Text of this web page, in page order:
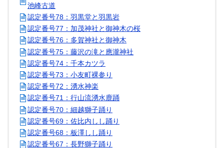
池峰古道
認定番号78：羽黒堂と羽黒岩
認定番号77：加茂神社と御神木の桜
認定番号76：多賀神社と御神木
認定番号75：藤沢の滝と應瀧神社
認定番号74：千本カツラ
認定番号73：小友町裸参り
認定番号72：湧水神楽
認定番号71：行山流湧水鹿踊
認定番号70：細越獅子踊り
認定番号69：佐比内しし踊り
認定番号68：板澤しし踊り
認定番号67：長野獅子踊り